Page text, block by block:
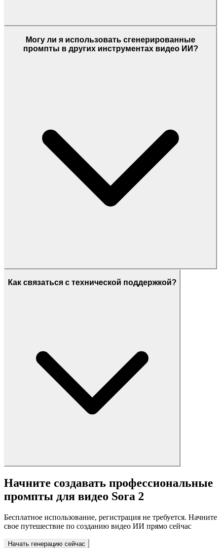
Могу ли я использовать сгенерированные
промпты в других инструментах видео ИИ?
Как связаться с технической поддержкой?
Начните создавать профессиональные
промпты для видео Sora 2
Бесплатное использование, регистрация не требуется. Начните
свое путешествие по созданию видео ИИ прямо сейчас
Начать генерацию сейчас